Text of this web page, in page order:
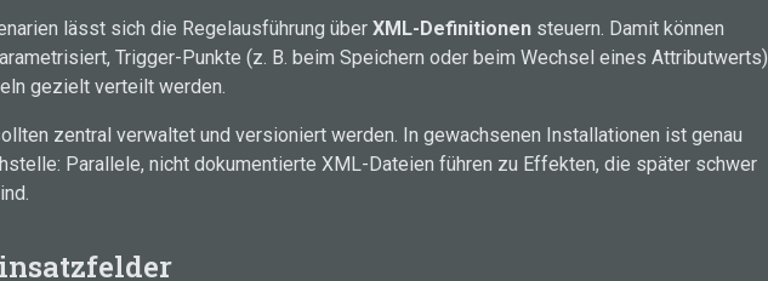
lässt sich die Regelausführung über XML-Definitionen steuern. Damit können
Trigger-Punkte (z. B. beim Speichern oder beim Wechsel eines Attributwerts)
gezielt verteilt werden.
zentral verwaltet und versioniert werden. In gewachsenen Installationen ist genau
Parallele, nicht dokumentierte XML-Dateien führen zu Effekten, die später schwer